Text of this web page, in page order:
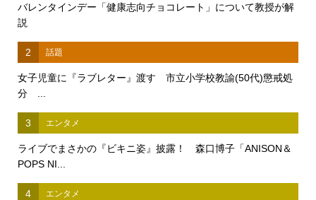
バレンタインデー「健康志向チョコレート」について教授が解
説
2 話題
女子児童に『ラブレター』渡す 市立小学校教諭(50代)懲戒処
分 ...
3 エンタメ
ライブでまさかの『ビキニ姿』披露！ 森口博子「ANISON＆
POPS NI...
4 エンタメ